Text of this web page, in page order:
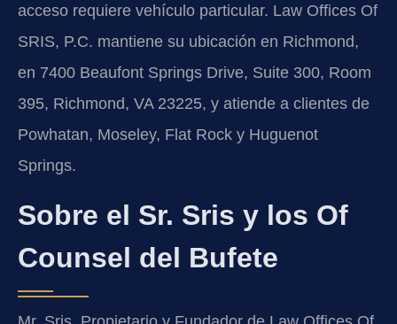
acceso requiere vehículo particular. Law Offices Of
SRIS, P.C. mantiene su ubicación en Richmond,
en 7400 Beaufont Springs Drive, Suite 300, Room
395, Richmond, VA 23225, y atiende a clientes de
Powhatan, Moseley, Flat Rock y Huguenot
Springs.
Sobre el Sr. Sris y los Of
Counsel del Bufete